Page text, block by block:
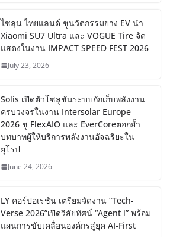
ไซลุน ไทยแลนด์ ชูนวัตกรรมยาง EV นำ
Xiaomi SU7 Ultra และ VOGUE Tire จัด
แสดงในงาน IMPACT SPEED FEST 2026
July 23, 2026
Solis เปิดตัวโซลูชันระบบกักเก็บพลังงาน
ครบวงจรในงาน Intersolar Europe
2026 ชู FlexAIO และ EverCoreตอกย้ำ
บทบาทผู้ให้บริการพลังงานอัจฉริยะใน
ยุโรป
June 24, 2026
LY คอร์ปอเรชัน เตรียมจัดงาน “Tech-
Verse 2026”เปิดวิสัยทัศน์ “Agent i” พร้อม
แผนการขับเคลื่อนองค์กรสู่ยุค AI-First